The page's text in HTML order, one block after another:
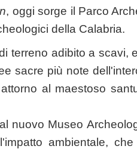
, oggi sorge il Parco
della Calabria.
terreno adibito a scavi,
sacre più note
al maestoso
nuovo Museo
ambientale,